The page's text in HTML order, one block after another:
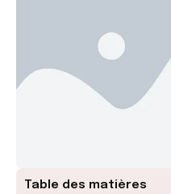
Table des matières